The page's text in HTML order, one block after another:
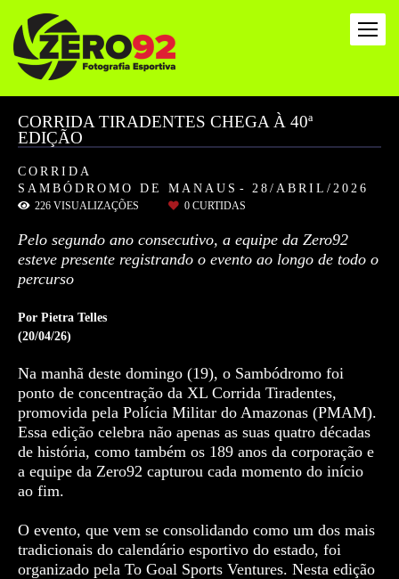
CORRIDA
SAMBÓDROMO DE MANAUS
28/ABRIL/2026
CORRIDA TIRADENTES CHEGA À 40ª
EDIÇÃO
226 VISUALIZAÇÕES 0 CURTIDAS
Pelo segundo ano consecutivo, a equipe da Zero92
esteve presente registrando o evento ao longo de todo o
percurso
Por Pietra Telles
(20/04/26)
Na manhã deste domingo (19), o Sambódromo foi
ponto de concentração da XL Corrida Tiradentes,
promovida pela Polícia Militar do Amazonas (PMAM).
Essa edição celebra não apenas as suas quatro décadas
de história, como também os 189 anos da corporação e
a equipe da Zero92 capturou cada momento do início
ao fim.
O evento, que vem se consolidando como um dos mais
tradicionais do calendário esportivo do estado, foi
organizado pela To Goal Sports Ventures. Nesta edição